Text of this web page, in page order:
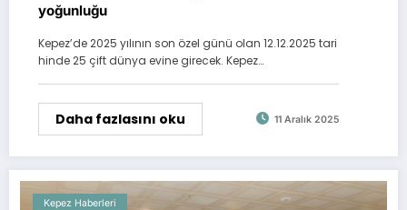
yoğunluğu
Kepez’de 2025 yılının son özel günü olan 12.12.2025 tari
hinde 25 çift dünya evine girecek. Kepez…
Daha fazlasını oku 11 Aralık 2025
Kepez Haberleri